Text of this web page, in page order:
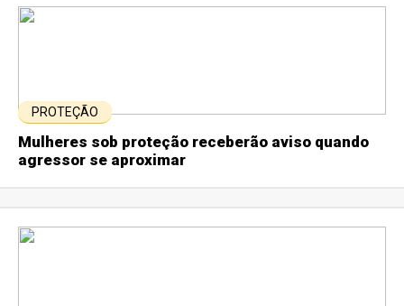
PROTEÇÃO
Mulheres sob proteção receberão aviso quando
agressor se aproximar